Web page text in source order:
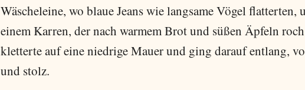
Wäscheleine, wo blaue Jeans wie langsame Vögel flatterten,
einem Karren, der nach warmem Brot und süßen Äpfeln
kletterte auf eine niedrige Mauer und ging darauf entlang,
und stolz.